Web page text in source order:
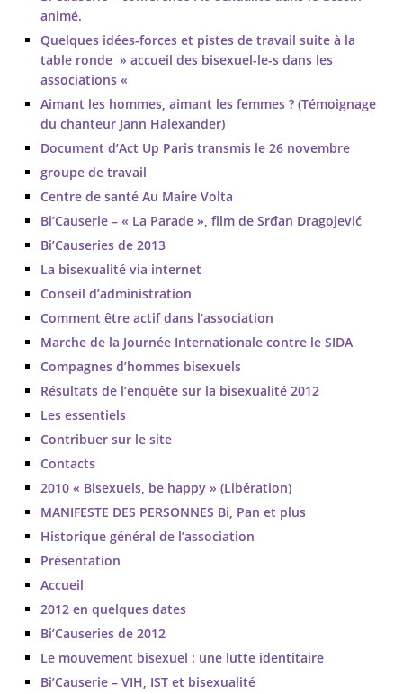
animé.
Quelques idées-forces et pistes de travail suite à la
table ronde » accueil des bisexuel-le-s dans les
associations «
Aimant les hommes, aimant les femmes ? (Témoignage
du chanteur Jann Halexander)
Document d’Act Up Paris transmis le 26 novembre
groupe de travail
Centre de santé Au Maire Volta
Bi’Causerie – « La Parade », film de Srđan Dragojević
Bi’Causeries de 2013
La bisexualité via internet
Conseil d’administration
Comment être actif dans l’association
Marche de la Journée Internationale contre le SIDA
Compagnes d’hommes bisexuels
Résultats de l’enquête sur la bisexualité 2012
Les essentiels
Contribuer sur le site
Contacts
2010 « Bisexuels, be happy » (Libération)
MANIFESTE DES PERSONNES Bi, Pan et plus
Historique général de l’association
Présentation
Accueil
2012 en quelques dates
Bi’Causeries de 2012
Le mouvement bisexuel : une lutte identitaire
Bi’Causerie – VIH, IST et bisexualité